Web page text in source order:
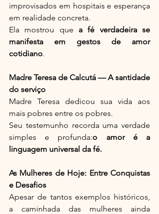
improvisados em hospitais e esperança
em realidade concreta.
Ela mostrou que a fé verdadeira se
manifesta em gestos de amor
cotidiano.
Madre Teresa de Calcutá — A santidade
do serviço
Madre Teresa dedicou sua vida aos
mais pobres entre os pobres.
Seu testemunho recorda uma verdade
simples e profunda:o amor é a
linguagem universal da fé.
As Mulheres de Hoje: Entre Conquistas
e Desafios
Apesar de tantos exemplos históricos,
a caminhada das mulheres ainda